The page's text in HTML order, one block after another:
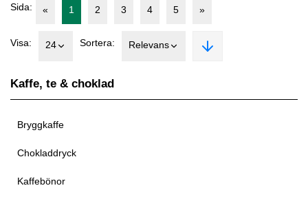
Kaffe, te & choklad
Bryggkaffe
Chokladdryck
Kaffebönor
Sida: « 1 2 3 4 5 »
Visa: 24 Sortera: Relevans